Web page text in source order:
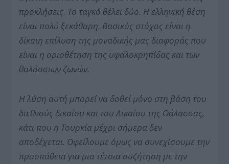
προκλήσεις. Το ταγκό θέλει δύο. Η ελληνική θέση
είναι πολύ ξεκάθαρη. Βασικός στόχος είναι η
δίκαιη επίλυση της μοναδικής μας διαφοράς που
είναι η οριοθέτηση της υφαλοκρηπίδας και των
θαλάσσιων ζωνών.
Η λύση αυτή μπορεί να δοθεί μόνο στη βάση του
διεθνούς δικαίου και του Δικαίου της Θάλασσας,
κάτι που η Τουρκία μέχρι σήμερα δεν
αποδέχεται. Οφείλουμε όμως να συνεχίσουμε την
προσπάθεια για μια τέτοια συζήτηση με την